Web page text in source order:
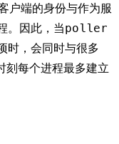
户端的身份与作为服
。因此，当poller
，会同时与很多
每个进程最多建立